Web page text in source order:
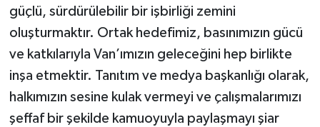
güçlü, sürdürülebilir bir işbirliği zemini
oluşturmaktır. Ortak hedefimiz, basınımızın gücü
ve katkılarıyla Van’ımızın geleceğini hep birlikte
inşa etmektir. Tanıtım ve medya başkanlığı olarak,
halkımızın sesine kulak vermeyi ve çalışmalarımızı
şeffaf bir şekilde kamuoyuyla paylaşmayı şiar